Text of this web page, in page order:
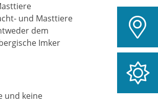
und Masttiere
dem
Imker
und keine